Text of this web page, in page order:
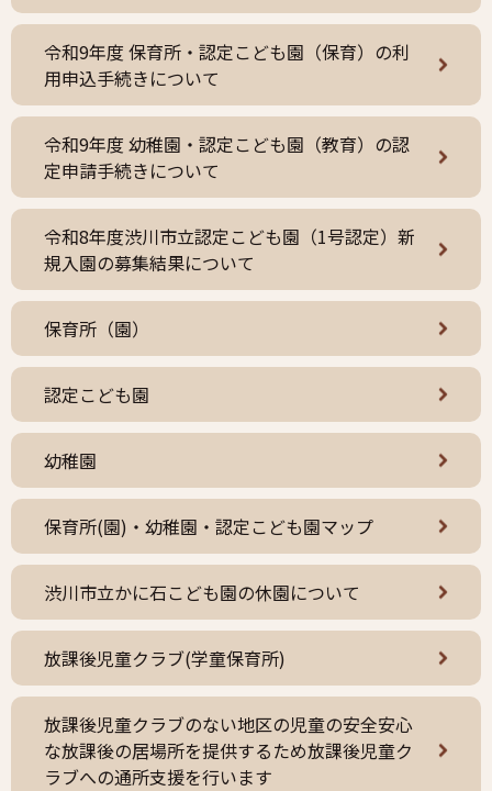
令和9年度 保育所・認定こども園（保育）の利
用申込手続きについて
令和9年度 幼稚園・認定こども園（教育）の認
定申請手続きについて
令和8年度渋川市立認定こども園（1号認定）新
規入園の募集結果について
保育所（園）
認定こども園
幼稚園
保育所(園)・幼稚園・認定こども園マップ
渋川市立かに石こども園の休園について
放課後児童クラブ(学童保育所)
放課後児童クラブのない地区の児童の安全安心
な放課後の居場所を提供するため放課後児童ク
ラブへの通所支援を行います